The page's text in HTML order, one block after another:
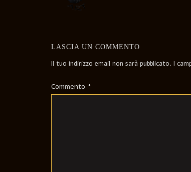
LASCIA UN COMMENTO
Il tuo indirizzo email non sarà pubblicato. I
Commento *